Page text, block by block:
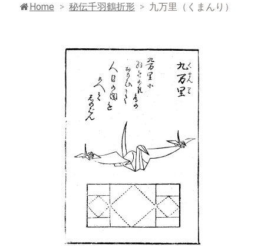
Home > 秘伝千羽鶴折形 > 九万里（くまんり）